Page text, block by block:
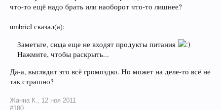
что-то ещё надо брать или наоборот что-то лишнее?
umbriel сказал(а):
Заметьте, сюда еще не входят продукты питания
Нажмите, чтобы раскрыть...
Да-а, выглядит это всё громоздко. Но может на деле-то всё не
так страшно?
Жанна К.
12 ноя 2011
#180